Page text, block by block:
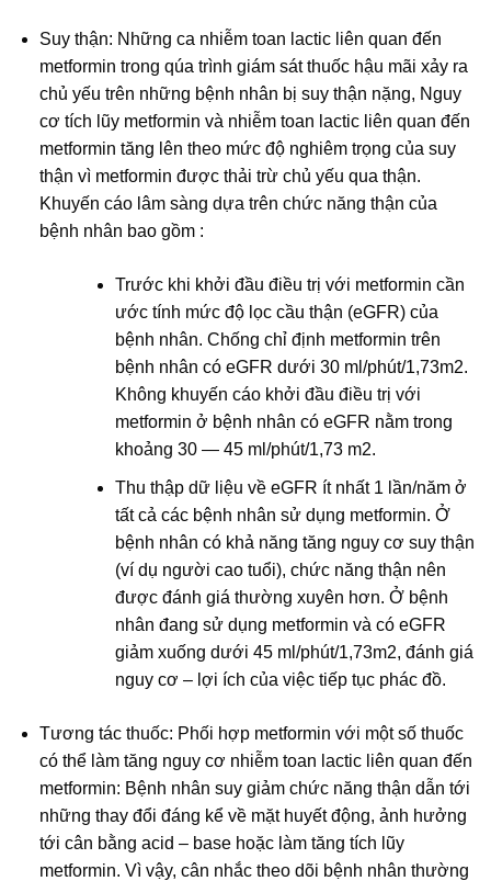
Suy thận: Những ca nhiễm toan lactic liên quan đến
metformin trong qúa trình giám sát thuốc hậu mãi xảy ra
chủ yếu trên những bệnh nhân bị suy thận nặng, Nguy
cơ tích lũy metformin và nhiễm toan lactic liên quan đến
metformin tăng lên theo mức độ nghiêm trọng của suy
thận vì metformin được thải trừ chủ yếu qua thận.
Khuyến cáo lâm sàng dựa trên chức năng thận của
bệnh nhân bao gồm :
Trước khi khởi đầu điều trị với metformin cần
ước tính mức độ lọc cầu thận (eGFR) của
bệnh nhân. Chống chỉ định metformin trên
bệnh nhân có eGFR dưới 30 ml/phút/1,73m2.
Không khuyến cáo khởi đầu điều trị với
metformin ở bệnh nhân có eGFR nằm trong
khoảng 30 — 45 ml/phút/1,73 m2.
Thu thập dữ liệu về eGFR ít nhất 1 lần/năm ở
tất cả các bệnh nhân sử dụng metformin. Ở
bệnh nhân có khả năng tăng nguy cơ suy thận
(ví dụ người cao tuổi), chức năng thận nên
được đánh giá thường xuyên hơn. Ở bệnh
nhân đang sử dụng metformin và có eGFR
giảm xuống dưới 45 ml/phút/1,73m2, đánh giá
nguy cơ – lợi ích của việc tiếp tục phác đồ.
Tương tác thuốc: Phối hợp metformin với một số thuốc
có thể làm tăng nguy cơ nhiễm toan lactic liên quan đến
metformin: Bệnh nhân suy giảm chức năng thận dẫn tới
những thay đổi đáng kể về mặt huyết động, ảnh hưởng
tới cân bằng acid – base hoặc làm tăng tích lũy
metformin. Vì vậy, cân nhắc theo dõi bệnh nhân thường